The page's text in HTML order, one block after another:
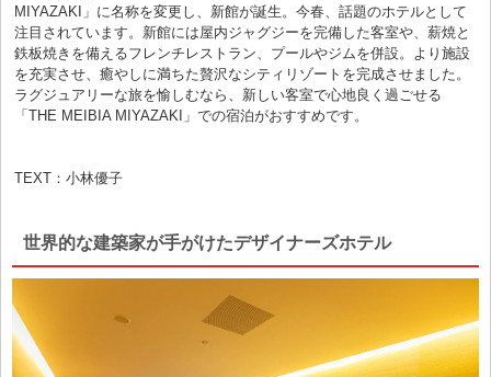
MIYAZAKI」に名称を変更し、新館が誕生。今春、話題のホテルとして
注目されています。新館には屋内ジャグジーを完備した客室や、薪焼と
鉄板焼きを備えるフレンチレストラン、プールやジムを併設。より施設
を充実させ、癒やしに満ちた贅沢なシティリゾートを完成させました。
ラグジュアリーな旅を愉しむなら、新しい客室で心地良く過ごせる
「THE MEIBIA MIYAZAKI」での宿泊がおすすめです。
TEXT：小林優子
世界的な建築家が手がけたデザイナーズホテル